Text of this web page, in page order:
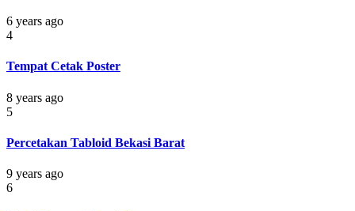
6 years ago
4
Tempat Cetak Poster
8 years ago
5
Percetakan Tabloid Bekasi Barat
9 years ago
6